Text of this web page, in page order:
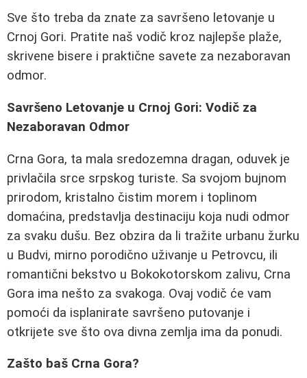
Sve što treba da znate za savršeno letovanje u
Crnoj Gori. Pratite naš vodič kroz najlepše plaže,
skrivene bisere i praktične savete za nezaboravan
odmor.
Savršeno Letovanje u Crnoj Gori: Vodič za
Nezaboravan Odmor
Crna Gora, ta mala sredozemna dragan, oduvek je
privlačila srce srpskog turiste. Sa svojom bujnom
prirodom, kristalno čistim morem i toplinom
domaćina, predstavlja destinaciju koja nudi odmor
za svaku dušu. Bez obzira da li tražite urbanu žurku
u Budvi, mirno porodično uživanje u Petrovcu, ili
romantični bekstvo u Bokokotorskom zalivu, Crna
Gora ima nešto za svakoga. Ovaj vodič će vam
pomoći da isplanirate savršeno putovanje i
otkrijete sve što ova divna zemlja ima da ponudi.
Zašto baš Crna Gora?